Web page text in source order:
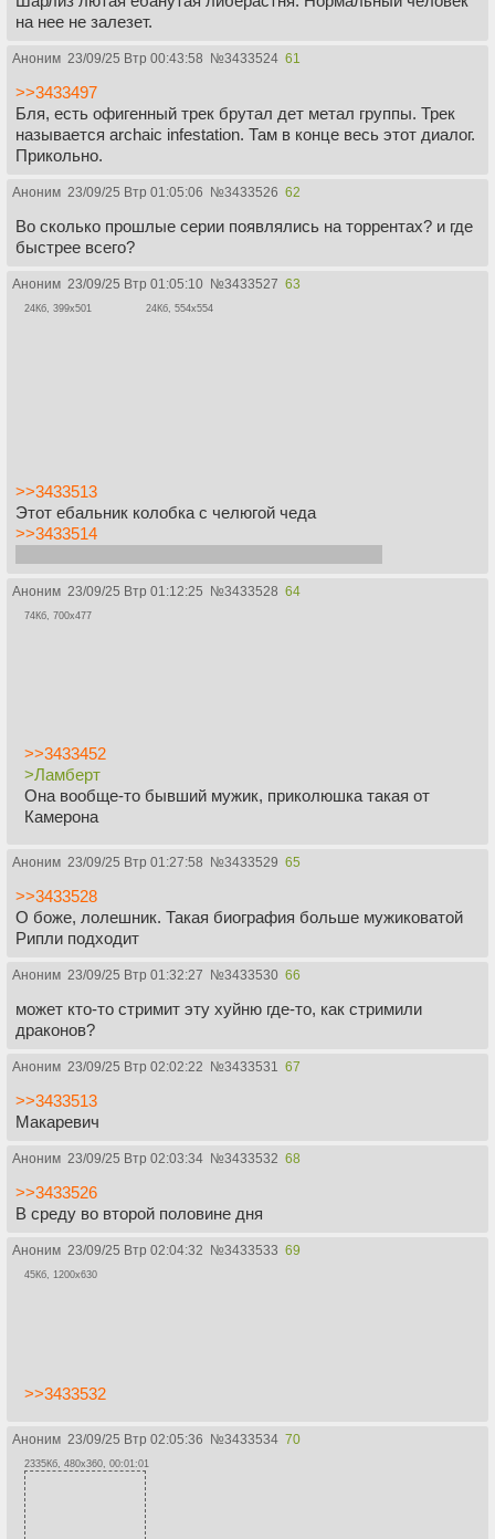
на нее не залезет.
Аноним 23/09/25 Втр 00:43:58 №3433524 61
>>3433497
Бля, есть офигенный трек брутал дет метал группы. Трек
называется archaic infestation. Там в конце весь этот диалог.
Прикольно.
Аноним 23/09/25 Втр 01:05:06 №3433526 62
Во сколько прошлые серии появлялись на торрентах? и где
быстрее всего?
Аноним 23/09/25 Втр 01:05:10 №3433527 63
24Кб, 399x501 24Кб, 554x554
>>3433513
Этот ебальник колобка с челюгой чеда
>>3433514
Аноним 23/09/25 Втр 01:12:25 №3433528 64
74Кб, 700x477
>>3433452
>Ламберт
Она вообще-то бывший мужик, приколюшка такая от
Камерона
Аноним 23/09/25 Втр 01:27:58 №3433529 65
>>3433528
О боже, лолешник. Такая биография больше мужиковатой
Рипли подходит
Аноним 23/09/25 Втр 01:32:27 №3433530 66
может кто-то стримит эту хуйню где-то, как стримили
драконов?
Аноним 23/09/25 Втр 02:02:22 №3433531 67
>>3433513
Макаревич
Аноним 23/09/25 Втр 02:03:34 №3433532 68
>>3433526
В среду во второй половине дня
Аноним 23/09/25 Втр 02:04:32 №3433533 69
45Кб, 1200x630
>>3433532
Аноним 23/09/25 Втр 02:05:36 №3433534 70
2335Кб, 480x360, 00:01:01